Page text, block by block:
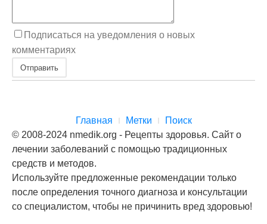
Подписаться на уведомления о новых
комментариях
Отправить
Главная Метки
Поиск
© 2008-2024 nmedik.org - Рецепты здоровья. Сайт о
лечении заболеваний с помощью традиционных
средств и методов.
Используйте предложенные рекомендации только
после определения точного диагноза и консультации
со специалистом, чтобы не причинить вред здоровью!